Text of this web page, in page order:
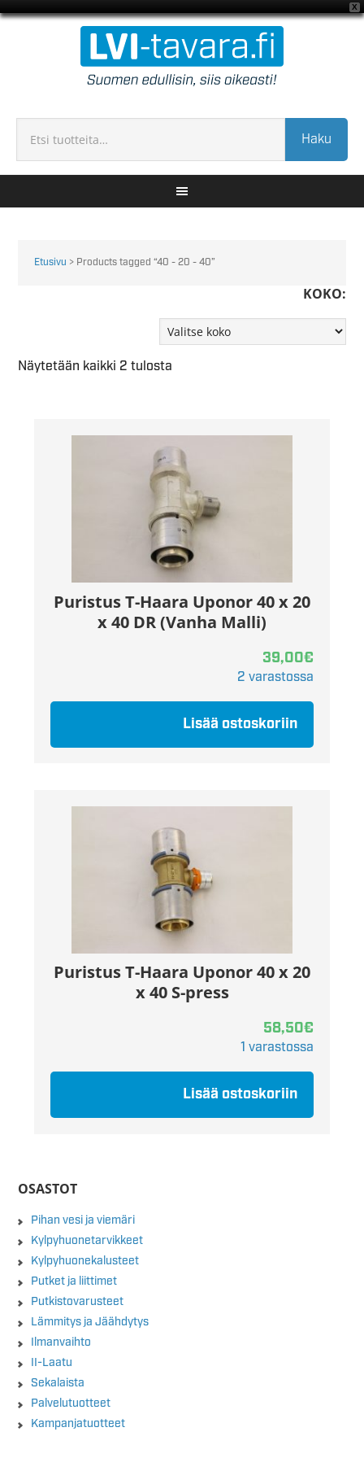
X
Haku
Etusivu > Products tagged “40 - 20 - 40”
KOKO:
Näytetään kaikki 2 tulosta
Puristus T-Haara Uponor 40 x 20
x 40 DR (Vanha Malli)
39,00€
2 varastossa
Lisää ostoskoriin
Puristus T-Haara Uponor 40 x 20
x 40 S-press
58,50€
1 varastossa
Lisää ostoskoriin
OSASTOT
Pihan vesi ja viemäri
Kylpyhuonetarvikkeet
Kylpyhuonekalusteet
Putket ja liittimet
Putkistovarusteet
Lämmitys ja Jäähdytys
Ilmanvaihto
II-Laatu
Sekalaista
Palvelutuotteet
Kampanjatuotteet